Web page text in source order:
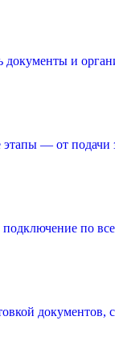
и
этапы — от
по
документов,